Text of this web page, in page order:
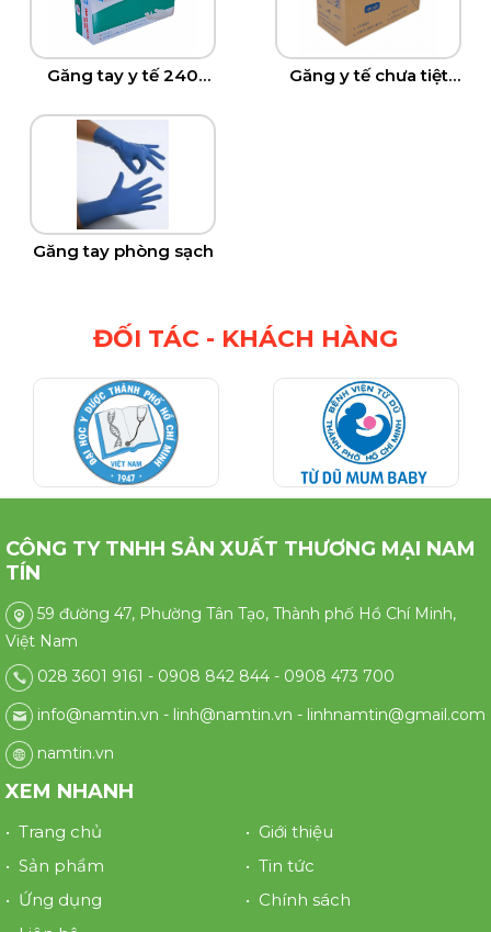
Găng tay y tế 240
Găng y tế chưa tiệt
Găng tay phòng sạch
ĐỐI TÁC - KHÁCH HÀNG
CÔNG TY TNHH SẢN XUẤT THƯƠNG MẠI NAM
TÍN
59 đường 47, Phường Tân Tạo, Thành phố Hồ Chí Minh,
Việt Nam
028 3601 9161 - 0908 842 844 - 0908 473 700
info@namtin.vn - linh@namtin.vn - linhnamtin@gmail.com
namtin.vn
XEM NHANH
• Trang chủ
• Giới thiệu
• Sản phẩm
• Tin tức
• Ứng dụng
• Chính sách